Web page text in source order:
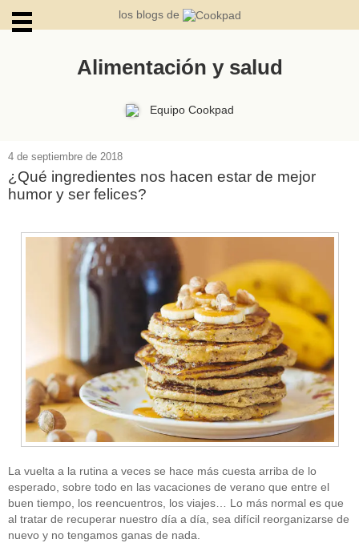
los blogs de
Alimentación y salud
Equipo Cookpad
4 de septiembre de 2018
¿Qué ingredientes nos hacen estar de mejor
humor y ser felices?
La vuelta a la rutina a veces se hace más cuesta arriba de lo
esperado, sobre todo en las vacaciones de verano que entre el
buen tiempo, los reencuentros, los viajes… Lo más normal es que
al tratar de recuperar nuestro día a día, sea difícil reorganizarse de
nuevo y no tengamos ganas de nada.